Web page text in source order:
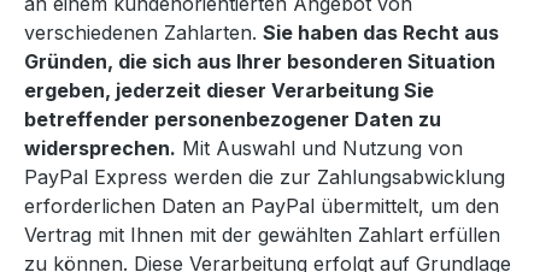
verschiedenen Zahlarten. Sie haben das Recht aus
Gründen, die sich aus Ihrer besonderen Situation
ergeben, jederzeit dieser Verarbeitung Sie
betreffender personenbezogener Daten zu
widersprechen. Mit Auswahl und Nutzung von
PayPal Express werden die zur Zahlungsabwicklung
erforderlichen Daten an PayPal übermittelt, um den
Vertrag mit Ihnen mit der gewählten Zahlart erfüllen
zu können. Diese Verarbeitung erfolgt auf Grundlage